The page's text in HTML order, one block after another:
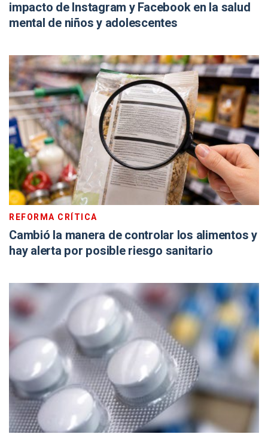
impacto de Instagram y Facebook en la salud
mental de niños y adolescentes
REFORMA CRÍTICA
Cambió la manera de controlar los alimentos y
hay alerta por posible riesgo sanitario